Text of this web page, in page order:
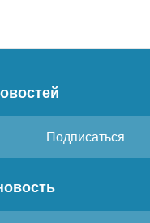
Подписаться